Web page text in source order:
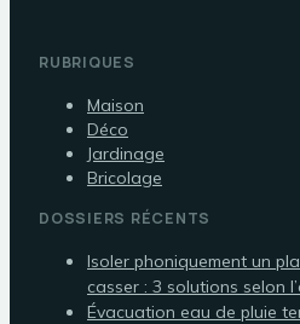
RUBRIQUES
Maison
Déco
Jardinage
Bricolage
DOSSIERS RÉCENTS
Isoler phoniquement un
casser : 3 solutions selon
Évacuation eau de pluie